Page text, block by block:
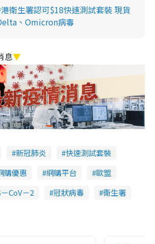
衛生署認可$18快速測試套裝 現貨
、Omicron病毒
息▼
新冠肺炎
快速測試套裝
購優惠 網購平台
歐盟
CoV－2 冠狀病毒 衞生署